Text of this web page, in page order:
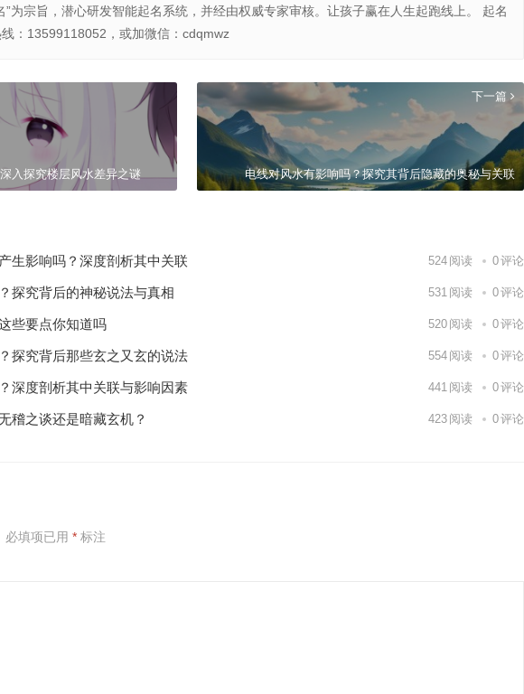
”为宗旨，潜心研发智能起名系统，并经由权威专家审核。让孩子赢在人生起跑线上。 起名
：13599118052，或加微信：cdqmwz
入探究楼层风水差异之谜
下一篇
电线对风水有影响吗？探究其背后隐藏的奥秘与关联
生影响吗？深度剖析其中关联 524 阅读 0评论
探究背后的神秘说法与真相 531 阅读 0评论
些要点你知道吗 520 阅读 0评论
探究背后那些玄之又玄的说法 554 阅读 0评论
深度剖析其中关联与影响因素 441 阅读 0评论
稽之谈还是暗藏玄机？ 423 阅读 0评论
必填项已用 * 标注